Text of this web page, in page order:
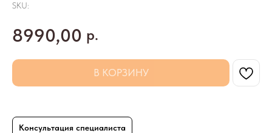
SKU:
8990,00 р.
В КОРЗИНУ
Консультация специалиста